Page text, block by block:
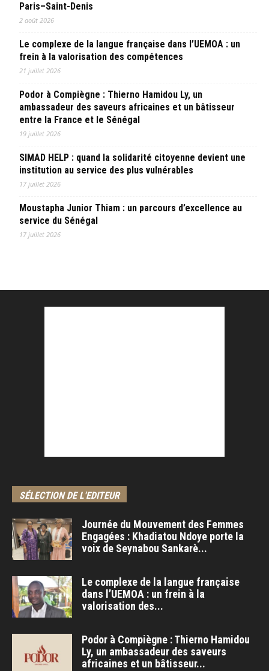
Paris–Saint-Denis
2 août 2026
Le complexe de la langue française dans l’UEMOA : un
frein à la valorisation des compétences
21 juillet 2026
Podor à Compiègne : Thierno Hamidou Ly, un
ambassadeur des saveurs africaines et un bâtisseur
entre la France et le Sénégal
19 juillet 2026
SIMAD HELP : quand la solidarité citoyenne devient une
institution au service des plus vulnérables
17 juillet 2026
Moustapha Junior Thiam : un parcours d’excellence au
service du Sénégal
17 juillet 2026
SÉLECTION DE L'EDITEUR
Journée du Mouvement des Femmes
Engagées : Khadiatou Ndoye porte la
voix de Seynabou Sankarè...
Le complexe de la langue française
dans l’UEMOA : un frein à la
valorisation des...
Podor à Compiègne : Thierno Hamidou
Ly, un ambassadeur des saveurs
africaines et un bâtisseur...